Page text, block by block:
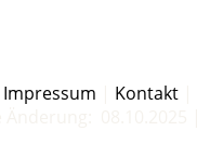
Impressum Kontakt|